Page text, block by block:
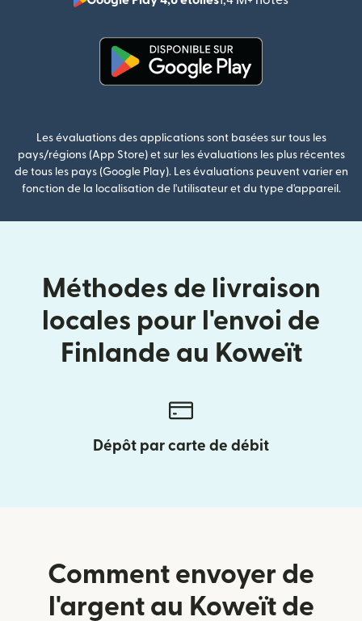
Les évaluations des applications sont basées sur tous les
pays/régions (App Store) et sur les évaluations les plus récentes
de tous les pays (Google Play). Les évaluations peuvent varier en
fonction de la localisation de l'utilisateur et du type d'appareil.
Méthodes de livraison
locales pour l'envoi de
Finlande au Koweït
Dépôt par carte de débit
Comment envoyer de
l'argent au Koweït de